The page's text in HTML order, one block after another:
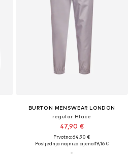
BURTON MENSWEAR LONDON
regular Hlače
47,90 €
Prvotno: 64,90 €
Posljednja najniža cijena:19,16 €